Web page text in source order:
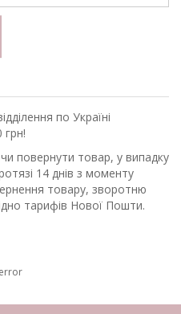
по Україні
грн!
повернути товар, у випадку
14 днів з моменту
товару, зворотню
тарифів Нової Пошти.